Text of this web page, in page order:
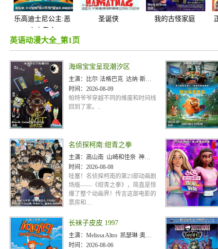
乐高迪士尼公主:恶
圣诞侠 我的古怪家庭
英语动漫大全_第1页
海绵宝宝呈现潮汐区
主演：
比尔·法格巴克 达纳·斯耐德 汤姆·肯尼
时间： 2026-08-09
帕特爷爷穿越不同的维度和时间线
回到了家。..
名侦探柯南:绀青之拳
主演： 高山南 山崎和佳奈 神谷明 小山力也 林原惠美 山口胜平 田中秀幸 岛本须美 绪方贤一 堀川亮 松井菜樱子 宫村优子 岩居由希子 大谷育江 高木涉 高岛雅罗 堀之纪 立木文彦 小山茉美 三石琴乃 置鲇龙太郎 日高法子 池田秀一 古谷彻
时间： 2026-08-08
哇塞！名侦探柯南的第23部动画剧
场版——《绀青之拳》，简直是惊
爆了整个动画界！传言这部电影的
票房和....
长袜子皮皮 1997
主演： Melissa Altro 凯瑟琳·奥哈拉 Carole Pope
时间： 2026-08-06